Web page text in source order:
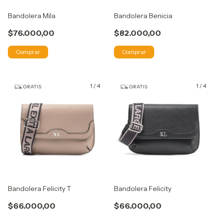
Bandolera Mila
$76.000,00
Comprar
Bandolera Benicia
$82.000,00
Comprar
1 /4
GRATIS
Bandolera Felicity T
$66.000,00
1 /4
GRATIS
Bandolera Felicity
$66.000,00